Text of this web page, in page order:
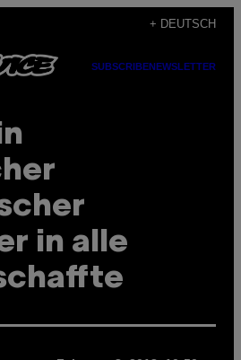
+ DEUTSCH
SUBSCRIBENEWSLETTER
in alle